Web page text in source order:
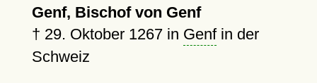
Genf, Bischof von Genf
† 29. Oktober 1267in Genfin der
Schweiz